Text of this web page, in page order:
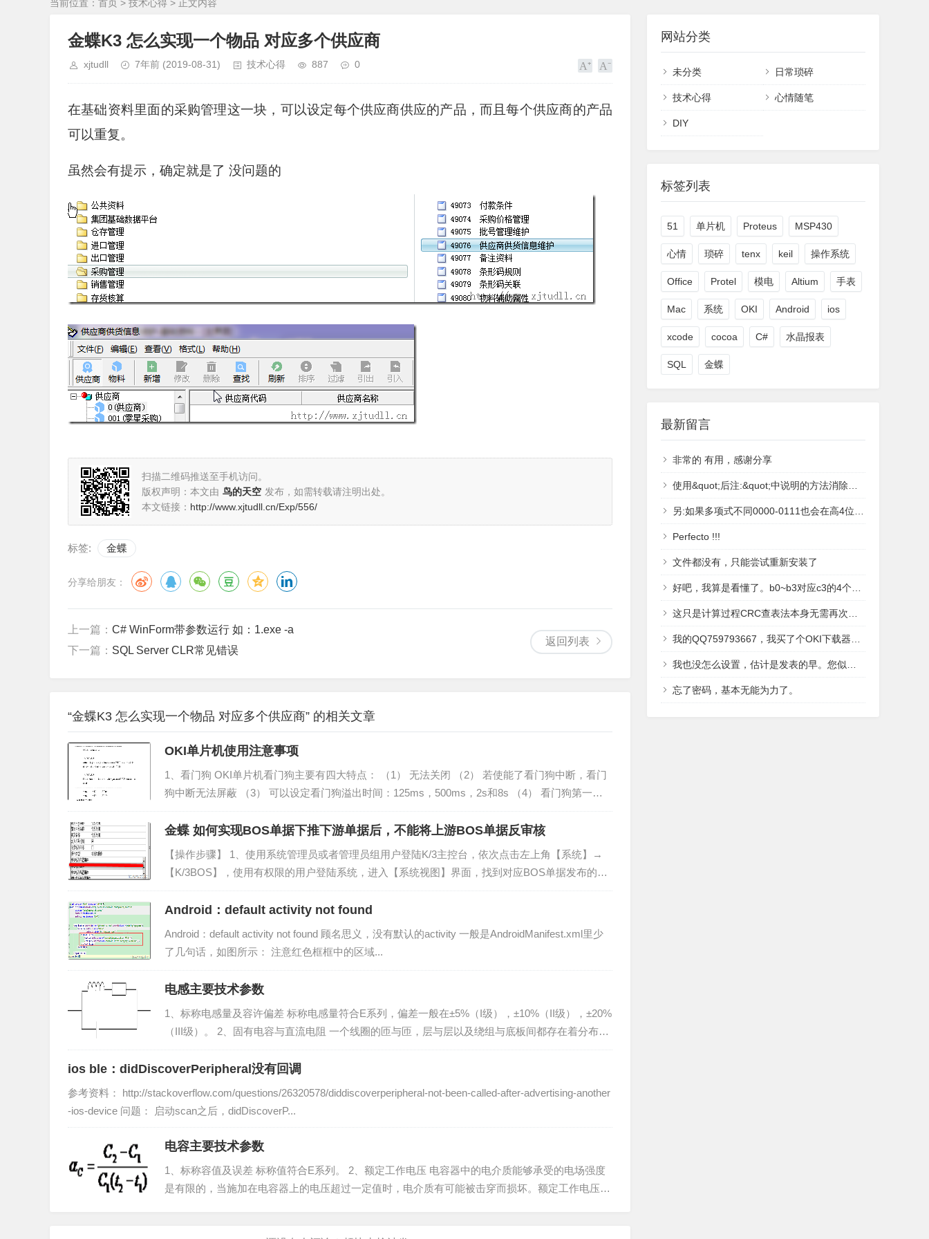
当前位置： 首页 > 技术心得 > 正文内容
金蝶K3 怎么实现一个物品 对应多个供应商
xjtudll 7年前 (2019-08-31) 技术心得 887 0
在基础资料里面的采购管理这一块，可以设定每个供应商供应的产品，而且每个供应商的产品
可以重复。
虽然会有提示，确定就是了 没问题的
扫描二维码推送至手机访问。
版权声明：本文由 鸟的天空 发布，如需转载请注明出处。
本文链接： http://www.xjtudll.cn/Exp/556/
标签: 金蝶
分享给朋友：
返回列表
上一篇： C# WinForm带参数运行 如：1.exe -a
下一篇： SQL Server CLR常见错误
“金蝶K3 怎么实现一个物品 对应多个供应商” 的相关文章
OKI单片机使用注意事项
1、看门狗 OKI单片机看门狗主要有四大特点： （1） 无法关闭 （2） 若使能了看门狗中断，看门
狗中断无法屏蔽 （3） 可以设定看门狗溢出时间：125ms，500ms，2s和8s （4） 看门狗第一次
溢出不会导致复位，若不喂狗，第二次溢出将会导致IC复位。 由于看门狗无法屏蔽，即使不想用
看门狗，也...
金蝶 如何实现BOS单据下推下游单据后，不能将上游BOS单据反审核
【操作步骤】 1、使用系统管理员或者管理员组用户登陆K/3主控台，依次点击左上角【系统】→
【K/3BOS】，使用有权限的用户登陆系统，进入【系统视图】界面，找到对应BOS单据发布的模
块，双击进入单据界面； 2、进入上游自定义BOS单据的BOS 设计界面，单击菜单栏【编辑】→
【操作...
Android：default activity not found
Android：default activity not found 顾名思义，没有默认的activity 一般是AndroidManifest.xml里少
了几句话，如图所示： 注意红色框框中的区域...
电感主要技术参数
1、标称电感量及容许偏差 标称电感量符合E系列，偏差一般在±5%（I级），±10%（II级），±20%
（III级）。 2、固有电容与直流电阻 一个线圈的匝与匝，层与层以及绕组与底板间都存在着分布电
容，又由于线圈是由导线绕成的，导线有一定的直流电阻，这样，一个实际的电感线圈可等效成一
个理想电...
ios ble：didDiscoverPeripheral没有回调
参考资料： http://stackoverflow.com/questions/26320578/diddiscoverperipheral-not-been-called-after-advertising-another
-ios-device 问题： 启动scan之后，didDiscoverP...
电容主要技术参数
1、标称容值及误差 标称值符合E系列。 2、额定工作电压 电容器中的电介质能够承受的电场强度
是有限的，当施加在电容器上的电压超过一定值时，电介质有可能被击穿而损坏。额定工作电压是
网站分类
未分类 日常琐碎
技术心得 心情随笔
DIY
标签列表
51 单片机 Proteus MSP430
心情 琐碎 tenx keil 操作系统
Office Protel 模电 Altium 手表
Mac 系统 OKI Android ios
xcode cocoa C# 水晶报表
SQL 金蝶
最新留言
非常的 有用，感谢分享
使用&quot;后注:&quot;中说明的方法消除了高4位产生的1.
另:如果多项式不同0000-0111也会在高4位中多产生1.
Perfecto !!!
文件都没有，只能尝试重新安装了
好吧，我算是看懂了。b0~b3对应c3的4个位置，当前位置为1时等于poly对应的偏移值，否则为0；比如c3=1001，b3=Poly &lt;&lt;3; b2=0; b1 = 0; b0 = Poly &lt;&lt; 0计算驱动表的时候，是c3左移4个位置作为测试护具，也就是c3=10010000，因此，驱动表的值为：c3^b3^b2^b1 = 10010000^10011000^0^0^10011 = 1000^10011=11011^10011=1000感谢博主的文章！
这只是计算过程CRC查表法本身无需再次判断，得表的过程已经判断完了。
我的QQ759793667，我买了个OKI下载器，送的光盘里面有2016年翻译好的，IDE,LCD,还有内核，用户手册讲解的中文资料。
我也没怎么设置，估计是发表的早。您似乎并没有留下QQ。OKI有中文资料？？据我了解，只有496有中文吧。
忘了密码，基本无能为力了。